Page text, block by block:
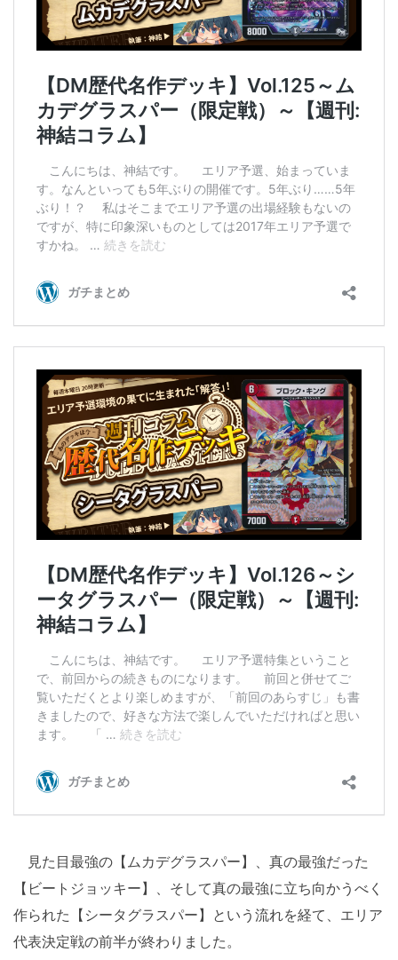
見た目最強の【ムカデグラスパー】、真の最強だった
【ビートジョッキー】、そして真の最強に立ち向かうべく
作られた【シータグラスパー】という流れを経て、エリア
代表決定戦の前半が終わりました。